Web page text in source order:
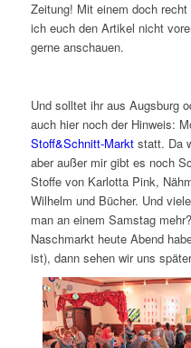
Zeitung! Mit einem doch
ich euch den Artikel nicht
gerne anschauen.
Und solltet ihr aus Augsburg
auch hier noch der Hinweis:
Stoff&Schnitt-Marktstatt. Da
aber außer mir gibt es noch
Stoffe von Karlotta Pink,
Wilhelm und Bücher. Und
man an einem Samstag
Naschmarkt heute Abend
ist), dann sehen wir uns